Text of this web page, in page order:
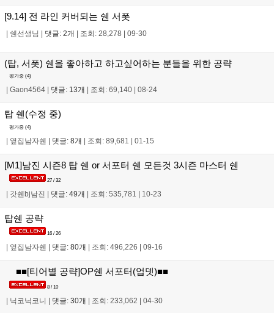
[9.14] 전 라인 커버되는 쉔 서폿
| 쉔선생님 | 댓글: 2개 | 조회: 28,278 | 09-30
(탑, 서폿) 쉔을 좋아하고 하고싶어하는 분들을 위한 공략
평가중 (4)
Gaon4564 댓글: 13개 조회: 69,140 08-24
탑 쉔(수정 중)
평가중 (4)
| 옆집남자쉔 | 댓글: 8개 | 조회: 89,681 | 01-15
[M1]남진 시즌8 탑 쉔 or 서포터 쉔 모든것 3시즌 마스터 쉔
27 / 32
| 갓쉔bj남진 | 댓글: 49개 | 조회: 535,781 | 10-23
탑쉔 공략
16 / 26
옆집남자쉔 댓글: 80개 조회: 496,226 09-16
■■[티어별 공략]OP쉔 서포터(업뎃)■■
8 / 10
| 닉코닉코니 | 댓글: 30개 | 조회: 233,062 | 04-30